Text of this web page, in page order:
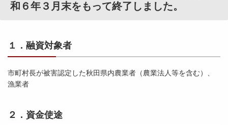
和６年３月末をもって終了しました。
１．融資対象者
市町村長が被害認定した秋田県内農業者（農業法人等を含む）、
漁業者
２．資金使途